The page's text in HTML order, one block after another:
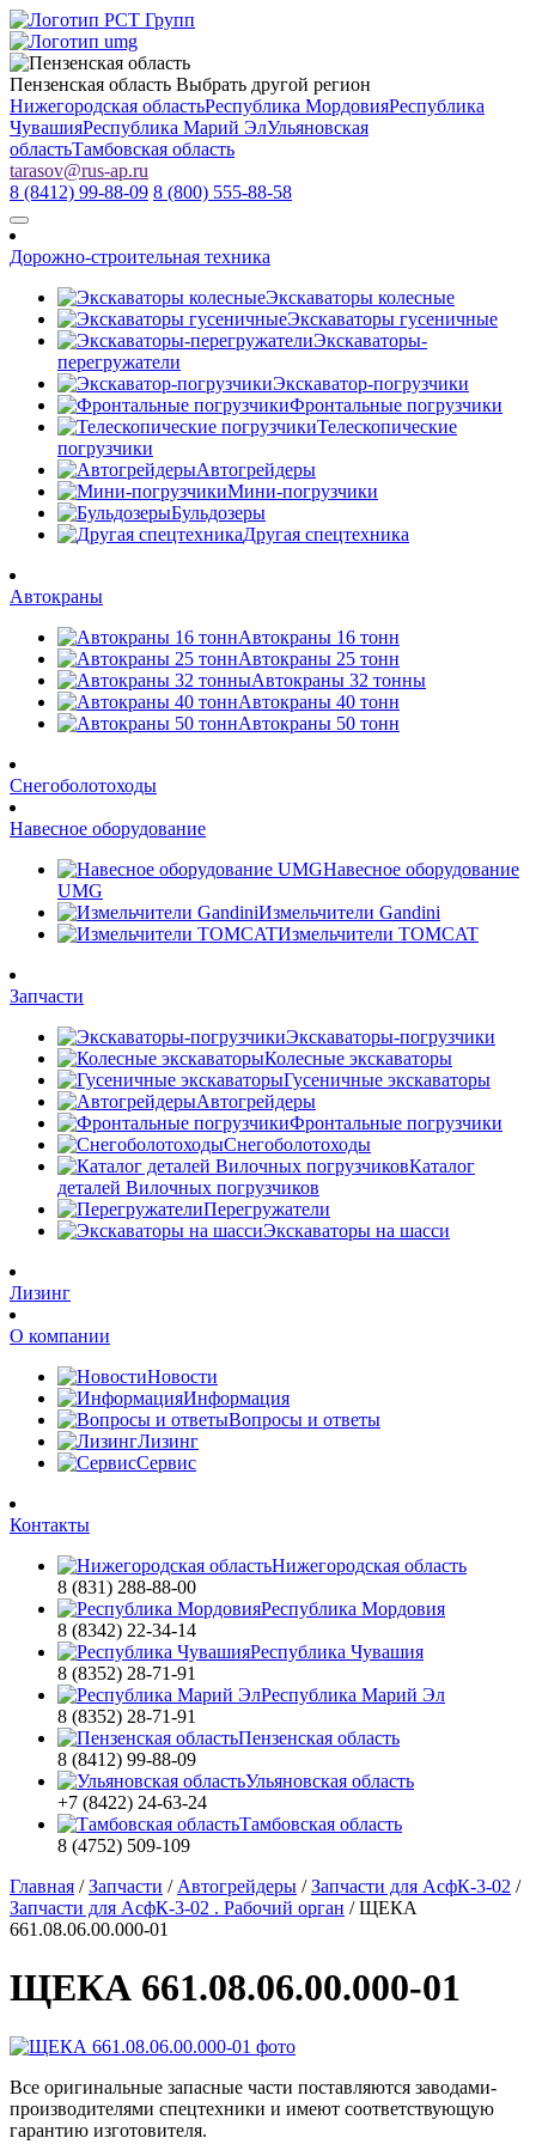
Пензенская область Выбрать другой регион
Нижегородская областьРеспублика МордовияРеспублика
ЧувашияРеспублика Марий ЭлУльяновская
областьТамбовская область
tarasov@rus-ap.ru
8 (8412) 99-88-09 8 (800) 555-88-58
Дорожно-строительная техника
Экскаваторы колесные
Экскаваторы гусеничные
Экскаваторы-
перегружатели
Экскаватор-погрузчики
Фронтальные погрузчики
Телескопические
погрузчики
Автогрейдеры
Мини-погрузчики
Бульдозеры
Другая спецтехника
Автокраны
Автокраны 16 тонн
Автокраны 25 тонн
Автокраны 32 тонны
Автокраны 40 тонн
Автокраны 50 тонн
Снегоболотоходы
Навесное оборудование
Навесное оборудование
UMG
Измельчители Gandini
Измельчители TOMCAT
Запчасти
Экскаваторы-погрузчики
Колесные экскаваторы
Гусеничные экскаваторы
Автогрейдеры
Фронтальные погрузчики
Снегоболотоходы
Каталог
деталей Вилочных погрузчиков
Перегружатели
Экскаваторы на шасси
Лизинг
О компании
Новости
Информация
Вопросы и ответы
Лизинг
Сервис
Контакты
Нижегородская область
8 (831) 288-88-00
Республика Мордовия
8 (8342) 22-34-14
Республика Чувашия
8 (8352) 28-71-91
Республика Марий Эл
8 (8352) 28-71-91
Пензенская область
8 (8412) 99-88-09
Ульяновская область
+7 (8422) 24-63-24
Тамбовская область
8 (4752) 509-109
Главная /Запчасти / Автогрейдеры /Запчасти для АсфК-3-02 /
Запчасти для АсфК-3-02 . Рабочий орган /ЩЕКА
661.08.06.00.000-01
ЩЕКА 661.08.06.00.000-01
Все оригинальные запасные части поставляются заводами-
производителями спецтехники и имеют соответствующую
гарантию изготовителя.